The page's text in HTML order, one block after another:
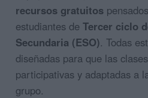
recursos gratuitos
estudiantes de Tercer ciclo
Secundaria (ESO). Todas
diseñadas para que las
participativas y adaptadas a
grupo.